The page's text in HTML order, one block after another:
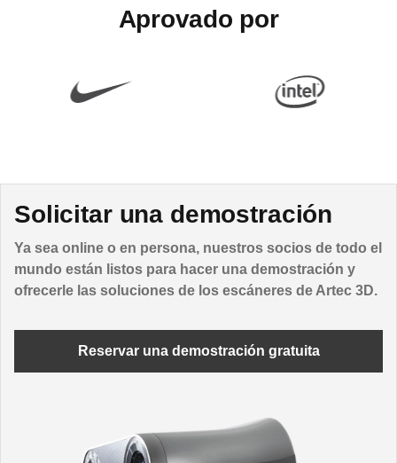
Aprovado por
Solicitar una demostración
Ya sea online o en persona, nuestros socios de todo el
mundo están listos para hacer una demostración y
ofrecerle las soluciones de los escáneres de Artec 3D.
Reservar una demostración gratuita